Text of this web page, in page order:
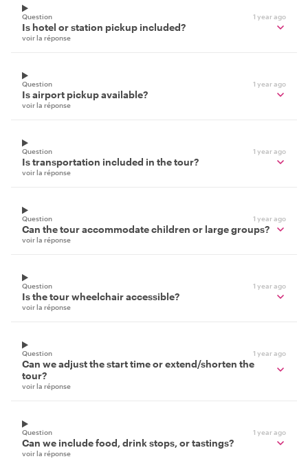
Question 1 year ago
Is hotel or station pickup included?
voir la réponse
Question 1 year ago
Is airport pickup available?
voir la réponse
Question 1 year ago
Is transportation included in the tour?
voir la réponse
Question 1 year ago
Can the tour accommodate children or large groups?
voir la réponse
Question 1 year ago
Is the tour wheelchair accessible?
voir la réponse
Question 1 year ago
Can we adjust the start time or extend/shorten the
tour?
voir la réponse
Question 1 year ago
Can we include food, drink stops, or tastings?
voir la réponse